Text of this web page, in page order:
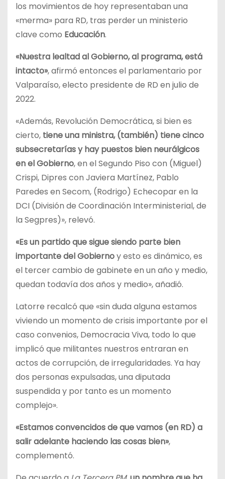
los movimientos de hoy representaban una
«merma» para RD, tras perder un ministerio
clave como Educación.
«Nuestra lealtad al Gobierno, al programa, está
intacto», afirmó entonces el parlamentario por
Valparaíso, electo presidente de RD en julio de
2022.
«Además, Revolución Democrática, si bien es
cierto, tiene una ministra, (también) tiene cinco
subsecretarías y hay puestos bien neurálgicos
en el Gobierno, en el Segundo Piso con (Miguel)
Crispi, Dipres con Javiera Martínez, Pablo
Paredes en Secom, (Rodrigo) Echecopar en la
DCI (División de Coordinación Interministerial, de
la Segpres)», relevó.
«Es un partido que sigue siendo parte bien
importante del Gobiernoy esto es dinámico, es
el tercer cambio de gabinete en un año y medio,
quedan todavía dos años y medio», añadió.
Latorre recalcó que «sin duda alguna estamos
viviendo un momento de crisis importante por el
caso convenios, Democracia Viva, todo lo que
implicó que militantes nuestros entraran en
actos de corrupción, de irregularidades. Ya hay
dos personas expulsadas, una diputada
suspendida y por tanto es un momento
complejo».
«Estamos convencidos de que vamos (en RD) a
salir adelante haciendo las cosas bien»,
complementó.